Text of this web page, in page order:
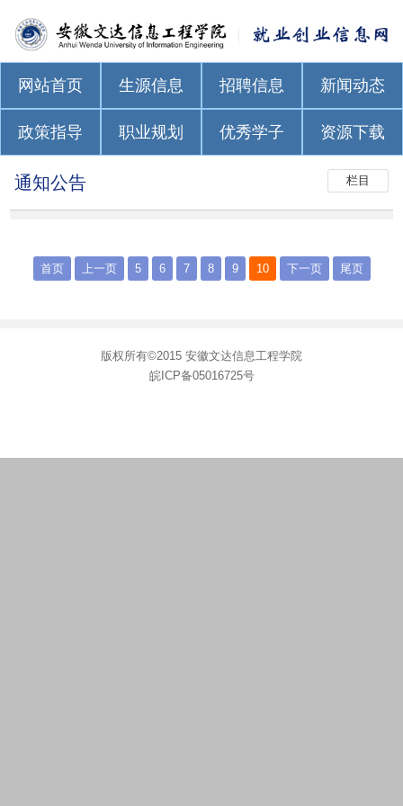
网站首页 生源信息 招聘信息 新闻动态
政策指导 职业规划 优秀学子 资源下载
栏目
通知公告
首页 上一页 5 6 7 8 9 10 下一页 尾页
版权所有©2015 安徽文达信息工程学院
皖ICP备05016725号